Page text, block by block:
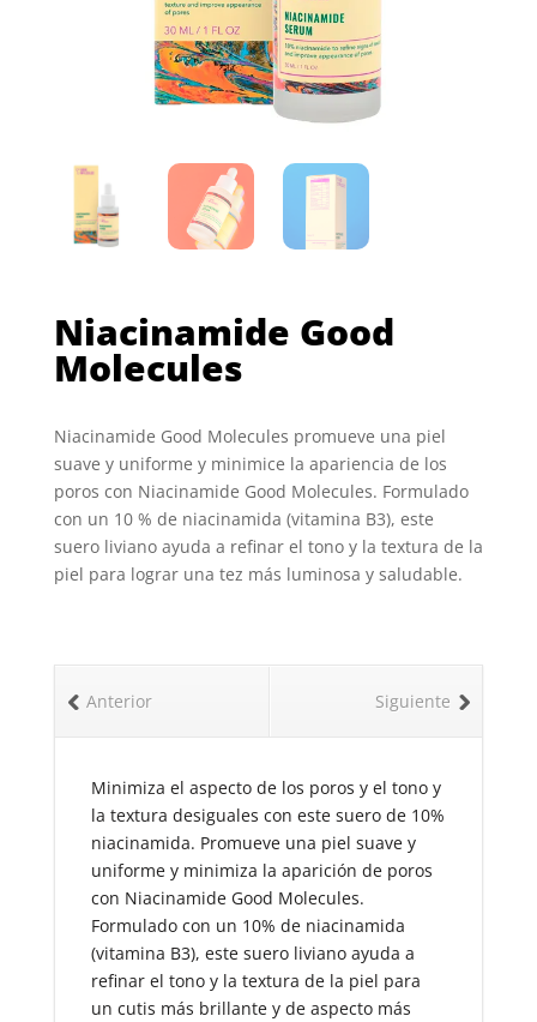
Niacinamide Good
Molecules
Niacinamide Good Molecules promueve una piel
suave y uniforme y minimice la apariencia de los
poros con Niacinamide Good Molecules. Formulado
con un 10 % de niacinamida (vitamina B3), este
suero liviano ayuda a refinar el tono y la textura de la
piel para lograr una tez más luminosa y saludable.
Siguiente
Anterior
Minimiza el aspecto de los poros y el tono y
la textura desiguales con este suero de 10%
niacinamida. Promueve una piel suave y
uniforme y minimiza la aparición de poros
con Niacinamide Good Molecules.
Formulado con un 10% de niacinamida
(vitamina B3), este suero liviano ayuda a
refinar el tono y la textura de la piel para
un cutis más brillante y de aspecto más